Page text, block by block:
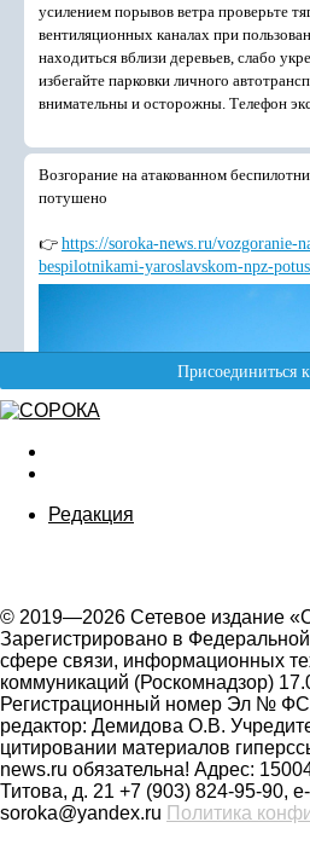
Редакция
© 2019—2026 Сетевое издание
Зарегистрировано в
сфере связи, информационных
коммуникаций (Роскомнадзор)
Регистрационный номер Эл №
редактор: Демидова О.В.
цитировании материалов
news.ru обязательна! Адрес:
Титова, д. 21 +7 (903) 824-95-90,
soroka@yandex.ru Политика